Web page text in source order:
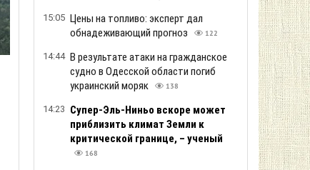
15:05 Цены на топливо: эксперт дал
обнадеживающий прогноз
122
14:44 В результате атаки на гражданское
судно в Одесской области погиб
украинский моряк
138
14:23 Супер-Эль-Ниньо вскоре может
приблизить климат Земли к
критической границе, – ученый
168